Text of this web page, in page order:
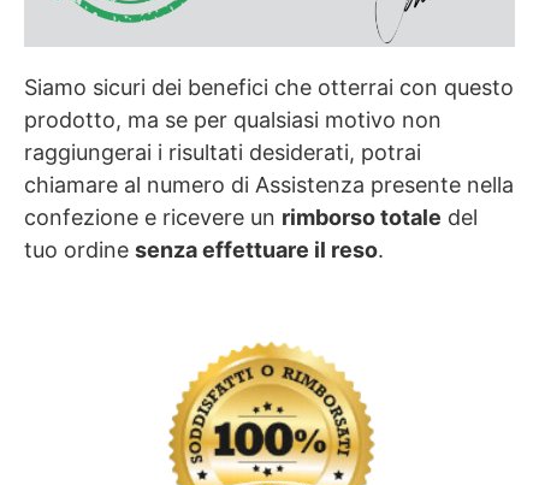
Siamo sicuri dei benefici che otterrai con questo
prodotto, ma se per qualsiasi motivo non
raggiungerai i risultati desiderati, potrai
chiamare al numero di Assistenza presente nella
confezione e ricevere un rimborso totale del
tuo ordine senza effettuare il reso.